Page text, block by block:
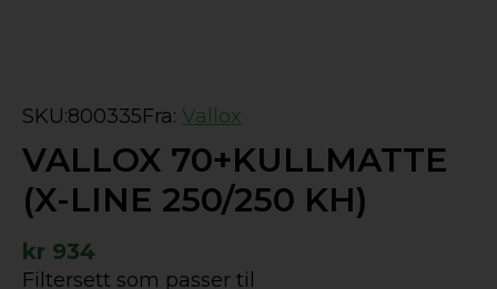
SKU:800335Fra: Vallox
VALLOX 70+KULLMATTE
(X-LINE 250/250 KH)
kr 934
Filtersett som passer til